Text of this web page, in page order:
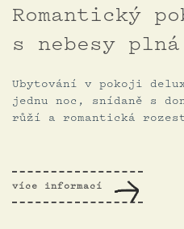
Romantický
s nebesy
Ubytování v pokoji
jednu noc, snídaně s
růží a romantická
více informací